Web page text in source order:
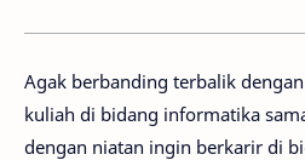
Agak berbanding terbalik
kuliah di bidang informatika
dengan niatan ingin berkarir di